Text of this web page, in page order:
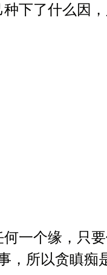
下了什么因
一个缘，只
，所以贪瞋痴